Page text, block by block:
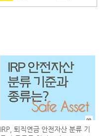
IRP, 퇴직연금 안전자산 분류 기